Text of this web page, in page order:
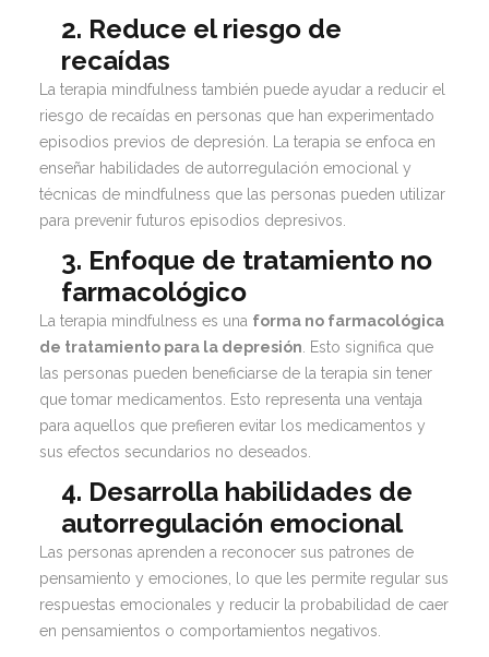
2. Reduce el riesgo de
recaídas
La terapia mindfulness también puede ayudar a reducir el
riesgo de recaídas en personas que han experimentado
episodios previos de depresión. La terapia se enfoca en
enseñar habilidades de autorregulación emocional y
técnicas de mindfulness que las personas pueden utilizar
para prevenir futuros episodios depresivos.
3. Enfoque de tratamiento no
farmacológico
La terapia mindfulness es una forma no farmacológica
de tratamiento para la depresión. Esto significa que
las personas pueden beneficiarse de la terapia sin tener
que tomar medicamentos. Esto representa una ventaja
para aquellos que prefieren evitar los medicamentos y
sus efectos secundarios no deseados.
4. Desarrolla habilidades de
autorregulación emocional
Las personas aprenden a reconocer sus patrones de
pensamiento y emociones, lo que les permite regular sus
respuestas emocionales y reducir la probabilidad de caer
en pensamientos o comportamientos negativos.